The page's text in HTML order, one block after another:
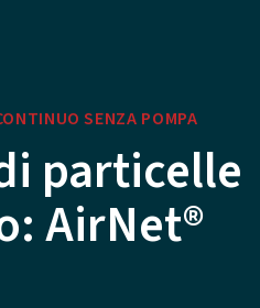
SENZA POMPA
particelle
AirNet®